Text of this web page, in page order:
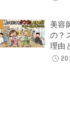
美容
の？
理由